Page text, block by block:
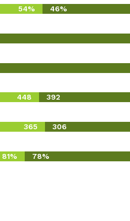
54% 46%
448 392
365 306
81% 78%